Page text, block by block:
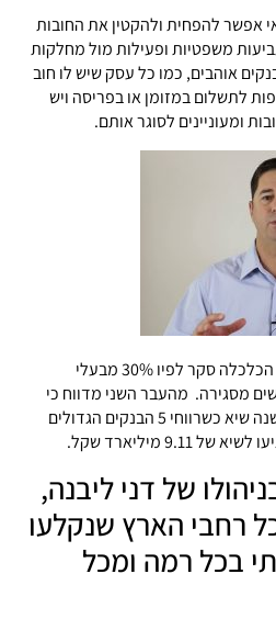
אפשר להפחית ולהקטין את החובות
משפטיות ופעילות מול מחלקות
אוהבים, כמו כל עסק שיש לו חוב
לתשלום במזומן או בפריסה ויש
ומעוניינים לסוגר אותם.
בימים אלה ממש פרסם משרד הכלכלה סקר לפיו 30% מבעלי
מסגירה. מהעבר השני מדווח כי
רווחי הבנקים בישראל שברו השנה שיא כשרווחי 5 הבנקים הגדולים
של דני ליבנה,
רחבי הארץ שנקלעו
בכל רמה ומכל